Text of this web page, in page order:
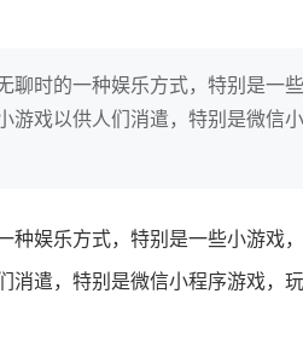
聊时的一种娱乐方式，特别是一
游戏以供人们消遣，特别是微信
种娱乐方式，特别是一些小游戏
消遣，特别是微信小程序游戏，
如何借有赞破局新
IT精英回乡
意！